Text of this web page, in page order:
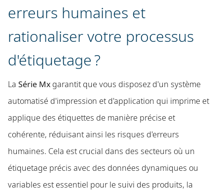
erreurs humaines et
rationaliser votre processus
d'étiquetage ?
La Série Mx garantit que vous disposez d'un système
automatisé d'impression et d'application qui imprime et
applique des étiquettes de manière précise et
cohérente, réduisant ainsi les risques d'erreurs
humaines. Cela est crucial dans des secteurs où un
étiquetage précis avec des données dynamiques ou
variables est essentiel pour le suivi des produits, la